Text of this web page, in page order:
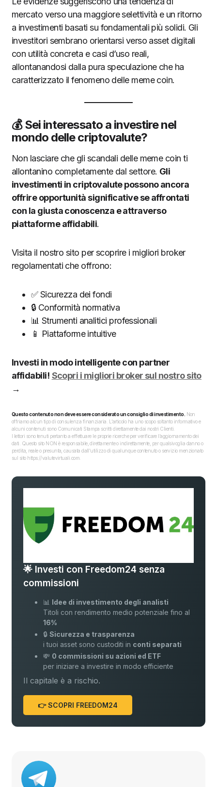
mercato verso una maggiore selettività e un ritorno
a investimenti basati su fondamentali più solidi. Gli
investitori sembrano orientarsi verso asset digitali
con utilità concreta e casi d’uso reali,
allontanandosi dalla pura speculazione che ha
caratterizzato il fenomeno delle meme coin.
💰 Sei interessato a investire nel
mondo delle criptovalute?
Non lasciare che gli scandali delle meme coin ti
allontanino completamente dal settore. Gli
investimenti in criptovalute possono ancora
offrire opportunità significative se affrontati
con la giusta conoscenza e attraverso
piattaforme affidabili.
Visita il nostro sito per scoprire i migliori broker
regolamentati che offrono:
✅ Sicurezza dei fondi
🔒 Conformità normativa
📊 Strumenti analitici professionali
📱 Piattaforme intuitive
Investi in modo intelligente con partner
affidabili! Scopri i migliori broker sul nostro sito
→
Questo contenuto non deve essere considerato un consiglio di investimento. Non
offriamo alcun tipo di consulenza finanziaria. L’articolo ha uno scopo soltanto informativo e
alcuni contenuti sono Comunicati Stampa scritti direttamente dai nostri Clienti.
I lettori sono tenuti pertanto a effettuare le proprie ricerche per verificare l’aggiornamento dei
dati. Questo sito NON è responsabile, direttamente o indirettamente, per qualsivoglia danno o
perdita, reale o presunta, causata dall'utilizzo di qualunque contenuto o servizio menzionato
sul sito https://valutevirtuali.com.
🌟 Investi con Freedom24 senza
commissioni
📊 Idee di investimento degli analisti
Titoli con rendimento medio potenziale fino al
16%
🔒Sicurezza e trasparenza
i tuoi asset sono custoditi in conti separati
💸 0 commissioni su azioni ed ETF
per iniziare a investire in modo efficiente
Il capitale è a rischio.
👉 SCOPRI FREEDOM24